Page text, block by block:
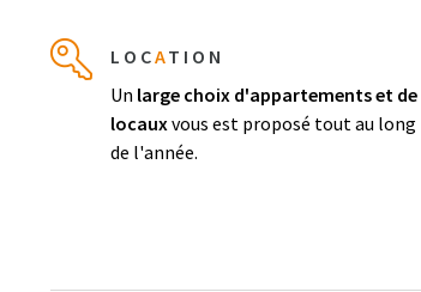
LOCATION
Un large choix d'appartements et de
locauxvous est proposé tout au long
de l'année.